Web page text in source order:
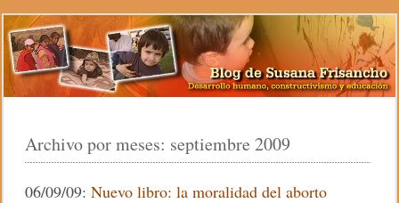
Archivo por meses: septiembre 2009
06/09/09:Nuevo libro: la moralidad del aborto